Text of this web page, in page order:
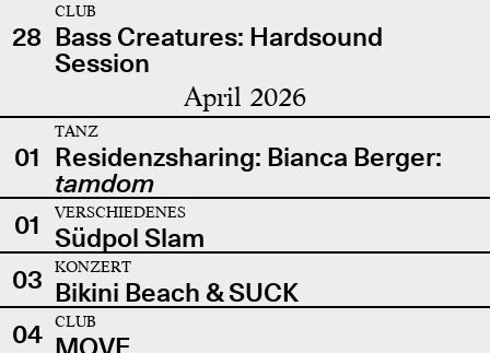
28
CLUB
Bass Creatures: Hardsound
Session
April 2026
01
TANZ
Residenzsharing: Bianca Berger:
tamdom
01
VERSCHIEDENES
Südpol Slam
03
KONZERT
Bikini Beach & SUCK
04
CLUB